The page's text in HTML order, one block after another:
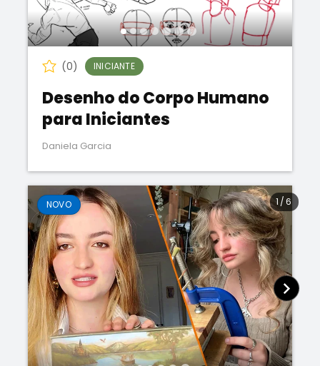
(0) INICIANTE
Desenho do Corpo Humano
para Iniciantes
Daniela Garcia
NOVO 1 /6